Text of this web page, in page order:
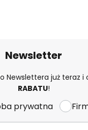
Newsletter
Newslettera już teraz i
RABATU!
prywatna